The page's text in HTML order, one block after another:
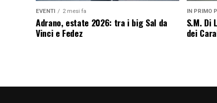
EVENTI 2 mesi fa
Adrano, estate 2026: tra i big Sal da
Vinci e Fedez
IN PRIMO
S.M. Di
dei